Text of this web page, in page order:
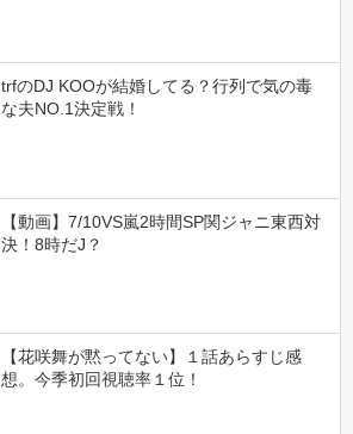
trfのDJ KOOが結婚してる？行列で気の毒
な夫NO.1決定戦！
【動画】7/10VS嵐2時間SP関ジャニ東西対
決！8時だJ？
【花咲舞が黙ってない】１話あらすじ感
想。今季初回視聴率１位！